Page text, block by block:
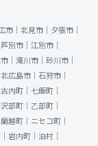
市｜ 北見市｜ 夕張市｜
芦別市｜ 江別市｜
｜ 滝川市｜ 砂川市｜
北広島市｜ 石狩市｜
内町｜ 七飯町｜
部町｜ 乙部町｜
蘭越町｜ ニセコ町｜
岩内町｜ 泊村｜